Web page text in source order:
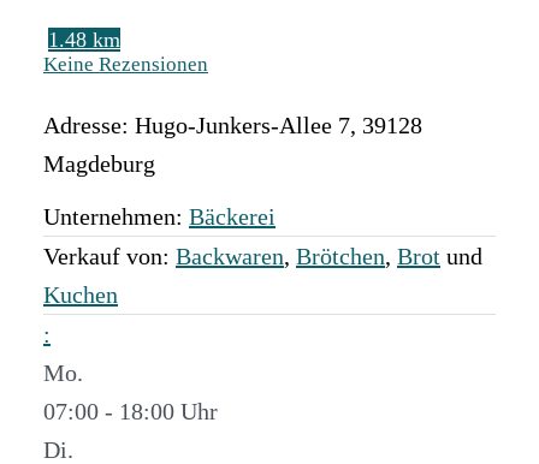
1.48 km
Keine Rezensionen
Adresse: Hugo-Junkers-Allee 7, 39128
Magdeburg
Unternehmen: Bäckerei
Verkauf von: Backwaren, Brötchen, Brot und
Kuchen
:
Mo.
07:00 - 18:00
Di.